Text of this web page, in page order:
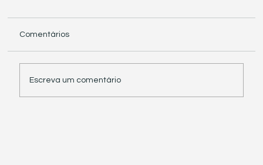
Comentários
Escreva um comentário